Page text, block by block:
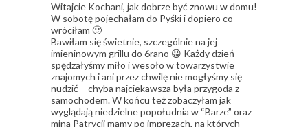
Witajcie Kochani, jak dobrze być znowu w domu!
W sobotę pojechałam do Pyśki i dopiero co
wróciłam 🙂
Bawiłam się świetnie, szczególnie na jej
imieninowym grillu do 6rano 😀 Każdy dzień
spędzałyśmy miło i wesoło w towarzystwie
znajomych i ani przez chwilę nie mogłyśmy się
nudzić – chyba najciekawsza była przygoda z
samochodem. W końcu też zobaczyłam jak
wyglądają niedzielne popołudnia w “Barze” oraz
mina Patrycji mamy po imprezach, na których